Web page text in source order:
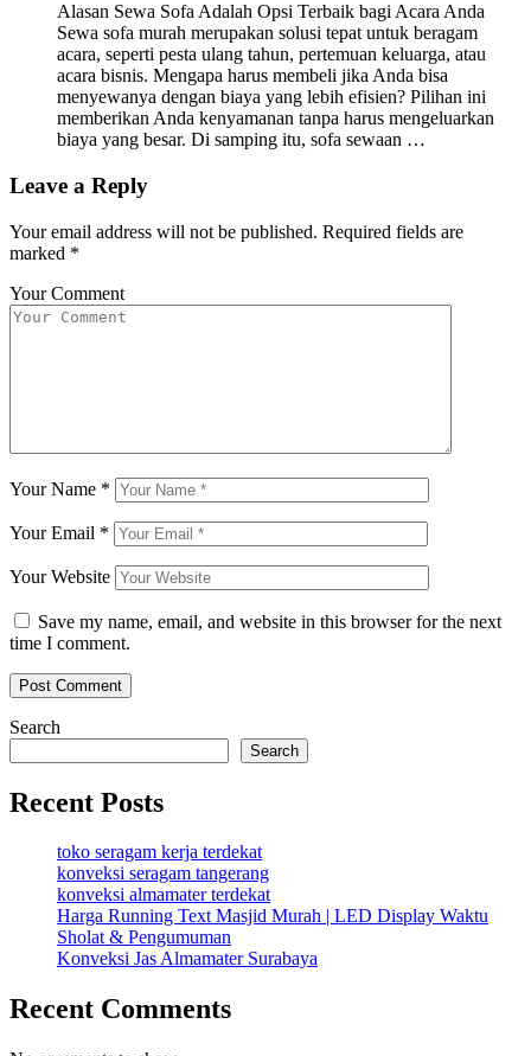
Alasan Sewa Sofa Adalah Opsi Terbaik bagi Acara Anda
Sewa sofa murah merupakan solusi tepat untuk beragam
acara, seperti pesta ulang tahun, pertemuan keluarga, atau
acara bisnis. Mengapa harus membeli jika Anda bisa
menyewanya dengan biaya yang lebih efisien? Pilihan ini
memberikan Anda kenyamanan tanpa harus mengeluarkan
biaya yang besar. Di samping itu, sofa sewaan …
Leave a Reply
Your email address will not be published. Required fields are
marked *
Your Comment
Your Name *
Your Email *
Your Website
Save my name, email, and website in this browser for the next
time I comment.
Search
Search
Recent Posts
toko seragam kerja terdekat
konveksi seragam tangerang
konveksi almamater terdekat
Harga Running Text Masjid Murah | LED Display Waktu
Sholat & Pengumuman
Konveksi Jas Almamater Surabaya
Recent Comments